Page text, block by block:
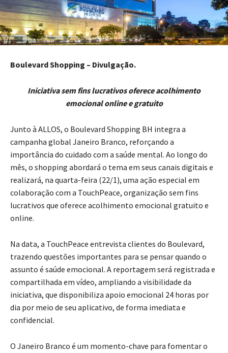
Boulevard Shopping – Divulgação.
Iniciativa sem fins lucrativos oferece acolhimento
emocional online e gratuito
Junto à ALLOS, o Boulevard Shopping BH integra a
campanha global Janeiro Branco, reforçando a
importância do cuidado com a saúde mental. Ao longo do
mês, o shopping abordará o tema em seus canais digitais e
realizará, na quarta-feira (22/1), uma ação especial em
colaboração com a TouchPeace, organização sem fins
lucrativos que oferece acolhimento emocional gratuito e
online.
Na data, a TouchPeace entrevista clientes do Boulevard,
trazendo questões importantes para se pensar quando o
assunto é saúde emocional. A reportagem será registrada e
compartilhada em vídeo, ampliando a visibilidade da
iniciativa, que disponibiliza apoio emocional 24 horas por
dia por meio de seu aplicativo, de forma imediata e
confidencial.
O Janeiro Branco é um momento-chave para fomentar o